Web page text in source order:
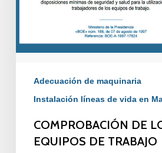
Adecuación de maquinaria
Instalación líneas de vida en
COMPROBACIÓN DE
EQUIPOS DE TRABAJO